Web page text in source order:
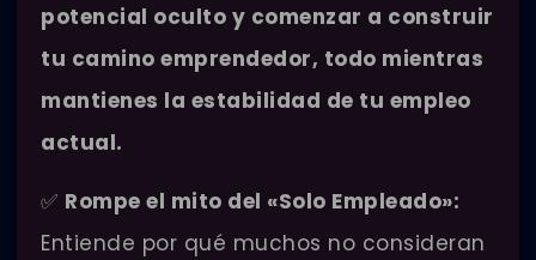
potencial oculto y comenzar a construir
tu camino emprendedor, todo mientras
mantienes la estabilidad de tu empleo
actual.
✅ Rompe el mito del «Solo Empleado»:
Entiende por qué muchos no consideran